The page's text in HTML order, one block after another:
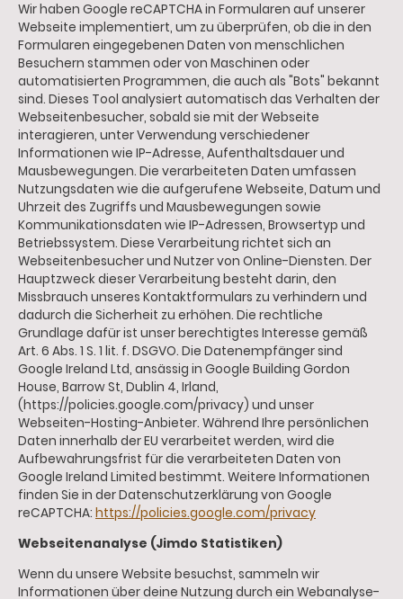
Wir haben Google reCAPTCHA in Formularen auf unserer
Webseite implementiert, um zu überprüfen, ob die in den
Formularen eingegebenen Daten von menschlichen
Besuchern stammen oder von Maschinen oder
automatisierten Programmen, die auch als "Bots" bekannt
sind. Dieses Tool analysiert automatisch das Verhalten der
Webseitenbesucher, sobald sie mit der Webseite
interagieren, unter Verwendung verschiedener
Informationen wie IP-Adresse, Aufenthaltsdauer und
Mausbewegungen. Die verarbeiteten Daten umfassen
Nutzungsdaten wie die aufgerufene Webseite, Datum und
Uhrzeit des Zugriffs und Mausbewegungen sowie
Kommunikationsdaten wie IP-Adressen, Browsertyp und
Betriebssystem. Diese Verarbeitung richtet sich an
Webseitenbesucher und Nutzer von Online-Diensten. Der
Hauptzweck dieser Verarbeitung besteht darin, den
Missbrauch unseres Kontaktformulars zu verhindern und
dadurch die Sicherheit zu erhöhen. Die rechtliche
Grundlage dafür ist unser berechtigtes Interesse gemäß
Art. 6 Abs. 1 S. 1 lit. f. DSGVO. Die Datenempfänger sind
Google Ireland Ltd, ansässig in Google Building Gordon
House, Barrow St, Dublin 4, Irland,
(https://policies.google.com/privacy) und unser
Webseiten-Hosting-Anbieter. Während Ihre persönlichen
Daten innerhalb der EU verarbeitet werden, wird die
Aufbewahrungsfrist für die verarbeiteten Daten von
Google Ireland Limited bestimmt. Weitere Informationen
finden Sie in der Datenschutzerklärung von Google
reCAPTCHA: https://policies.google.com/privacy
Webseitenanalyse (Jimdo Statistiken)
Wenn du unsere Website besuchst, sammeln wir
Informationen über deine Nutzung durch ein Webanalyse-